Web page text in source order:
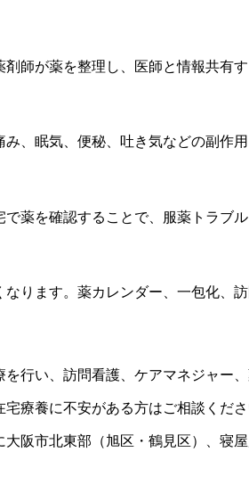
師が薬を整理し、医師と情報共有
、眠気、便秘、吐き気などの副作
薬を確認することで、服薬トラブ
ります。薬カレンダー、一包化、
行い、訪問看護、ケアマネジャー
療養に不安がある方はご相談くださ
阪市北東部（旭区・鶴見区）、